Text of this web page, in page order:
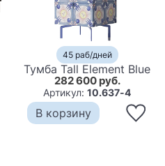
45 раб/дней
Тумба Tall Element Blue
282 600 руб.
Артикул:10.637-4
В корзину